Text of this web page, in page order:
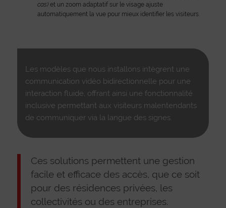
cas)et un zoom adaptatif sur le visage ajuste
automatiquement la vue pour mieux identifier les visiteurs.
Les modèles que nous installons intègrent une
communication vidéo bidirectionnelle pour une
interaction fluide, offrant ainsi une fonctionnalité
inclusive permettant aux visiteurs malentendants
de communiquer via la langue des signes.
Ces solutions permettent une gestion
facile et efficace des accès, que ce soit
pour des résidences privées, les
collectivités ou des entreprises.